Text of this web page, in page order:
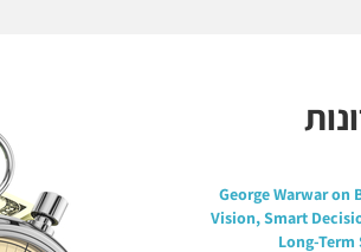
George Warwar on
Vision, Smart
Long-Term